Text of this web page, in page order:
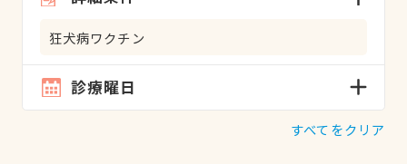
狂犬病ワクチン
診療曜日
すべてをクリア